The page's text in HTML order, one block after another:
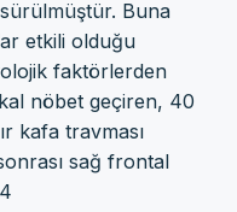
Buna
etkili olduğu
faktörlerden
nöbet geçiren, 40
kafa travması
sağ frontal